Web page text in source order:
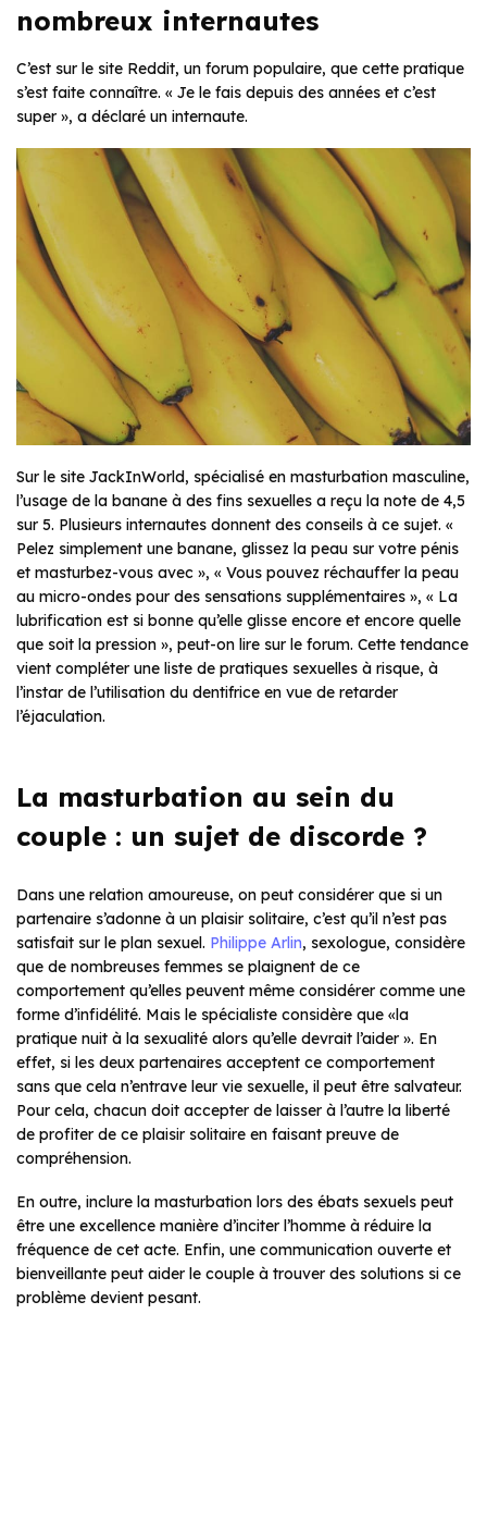
nombreux internautes
C’est sur le site Reddit, un forum populaire, que cette pratique
s’est faite connaître. « Je le fais depuis des années et c’est
super », a déclaré un internaute.
Sur le site JackInWorld, spécialisé en masturbation masculine,
l’usage de la banane à des fins sexuelles a reçu la note de 4,5
sur 5. Plusieurs internautes donnent des conseils à ce sujet. «
Pelez simplement une banane, glissez la peau sur votre pénis
et masturbez-vous avec », « Vous pouvez réchauffer la peau
au micro-ondes pour des sensations supplémentaires », « La
lubrification est si bonne qu’elle glisse encore et encore quelle
que soit la pression », peut-on lire sur le forum. Cette tendance
vient compléter une liste de pratiques sexuelles à risque, à
l’instar de l’utilisation du dentifrice en vue de retarder
l’éjaculation.
La masturbation au sein du
couple : un sujet de discorde ?
Dans une relation amoureuse, on peut considérer que si un
partenaire s’adonne à un plaisir solitaire, c’est qu’il n’est pas
satisfait sur le plan sexuel. Philippe Arlin, sexologue, considère
que de nombreuses femmes se plaignent de ce
comportement qu’elles peuvent même considérer comme une
forme d’infidélité. Mais le spécialiste considère que «la
pratique nuit à la sexualité alors qu’elle devrait l’aider ». En
effet, si les deux partenaires acceptent ce comportement
sans que cela n’entrave leur vie sexuelle, il peut être salvateur.
Pour cela, chacun doit accepter de laisser à l’autre la liberté
de profiter de ce plaisir solitaire en faisant preuve de
compréhension.
En outre, inclure la masturbation lors des ébats sexuels peut
être une excellence manière d’inciter l’homme à réduire la
fréquence de cet acte. Enfin, une communication ouverte et
bienveillante peut aider le couple à trouver des solutions si ce
problème devient pesant.